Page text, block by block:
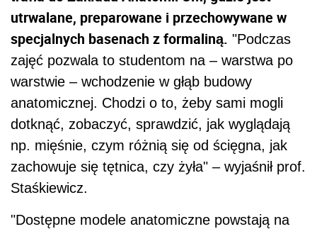
utrwalane, preparowane i przechowywane w
specjalnych basenach z formaliną. "Podczas
zajęć pozwala to studentom na – warstwa po
warstwie – wchodzenie w głąb budowy
anatomicznej. Chodzi o to, żeby sami mogli
dotknąć, zobaczyć, sprawdzić, jak wyglądają
np. mięśnie, czym różnią się od ścięgna, jak
zachowuje się tętnica, czy żyła" – wyjaśnił prof.
Staśkiewicz.
"Dostępne modele anatomiczne powstają na